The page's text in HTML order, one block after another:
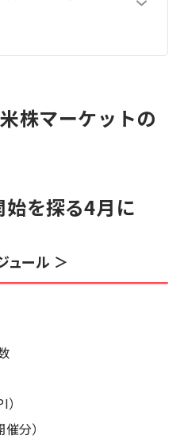
株マーケットの
始を探る4月に
ュール ＞
分）